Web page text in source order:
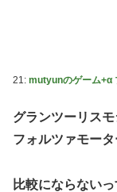
21: mutyunのゲーム+α
グランツーリス
フォルツァモー
比較にならない